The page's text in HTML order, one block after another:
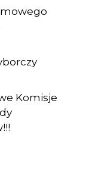
Komisje